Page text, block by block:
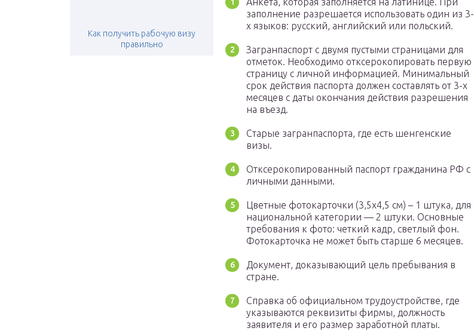
Как получить рабочую визу
правильно
заполнение разрешается использовать один из 3-
х языков: русский, английский или польский.
Загранпаспорт с двумя пустыми страницами для
отметок. Необходимо отксерокопировать первую
страницу с личной информацией. Минимальный
срок действия паспорта должен составлять от 3-х
месяцев с даты окончания действия разрешения
на въезд.
Старые загранпаспорта, где есть шенгенские
визы.
Отксерокопированный паспорт гражданина РФ с
личными данными.
Цветные фотокарточки (3,5х4,5 см) – 1 штука, для
национальной категории — 2 штуки. Основные
требования к фото: четкий кадр, светлый фон.
Фотокарточка не может быть старше 6 месяцев.
Документ, доказывающий цель пребывания в
стране.
Справка об официальном трудоустройстве, где
указываются реквизиты фирмы, должность
заявителя и его размер заработной платы.